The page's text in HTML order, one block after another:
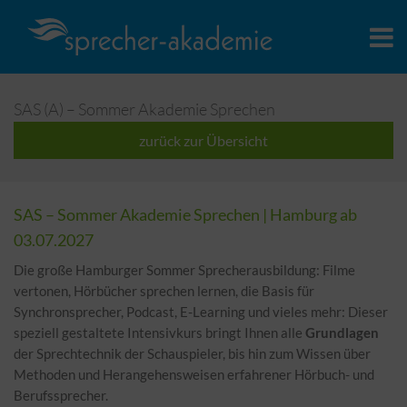
SAS (A) – Sommer Akademie Sprechen
zurück zur Übersicht
SAS – Sommer Akademie Sprechen | Hamburgab
03.07.2027
Die große Hamburger Sommer Sprecherausbildung: Filme
vertonen, Hörbücher sprechen lernen, die Basis für
Synchronsprecher, Podcast, E-Learning und vieles mehr: Dieser
speziell gestaltete Intensivkurs bringt Ihnen alle Grundlagen
der Sprechtechnik der Schauspieler, bis hin zum Wissen über
Methoden und Herangehensweisen erfahrener Hörbuch- und
Berufssprecher.